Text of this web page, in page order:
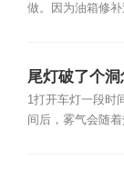
做。因为油箱修
尾灯破了个洞
1打开车灯一段时
间后，雾气会随着